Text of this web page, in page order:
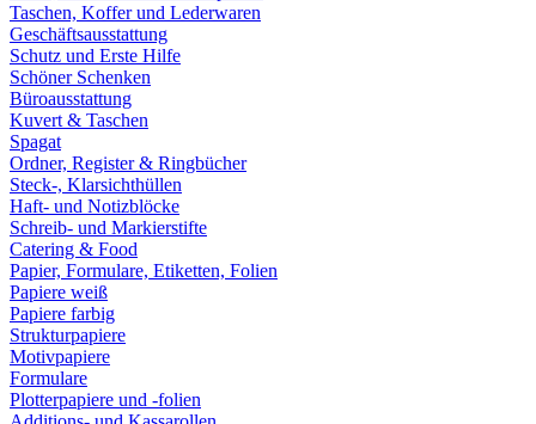
Taschen, Koffer und Lederwaren
Geschäftsausstattung
Schutz und Erste Hilfe
Schöner Schenken
Büroausstattung
Kuvert & Taschen
Spagat
Ordner, Register & Ringbücher
Steck-, Klarsichthüllen
Haft- und Notizblöcke
Schreib- und Markierstifte
Catering & Food
Papier, Formulare, Etiketten, Folien
Papiere weiß
Papiere farbig
Strukturpapiere
Motivpapiere
Formulare
Plotterpapiere und -folien